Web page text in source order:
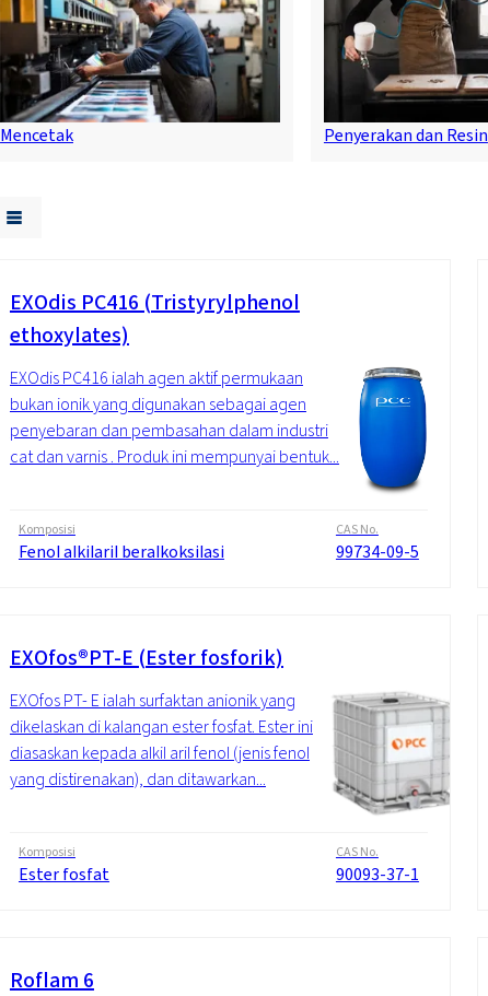
Mencetak Penyerakan dan Resin
EXOdis PC416 (Tristyrylphenol
ethoxylates)
EXOdis PC416 ialah agen aktif permukaan
bukan ionik yang digunakan sebagai agen
penyebaran dan pembasahan dalam industri
cat dan varnis . Produk ini mempunyai bentuk...
Komposisi
Fenol alkilaril beralkoksilasi
CAS No.
99734-09-5
EXOfos®PT-E (Ester fosforik)
EXOfos PT- E ialah surfaktan anionik yang
dikelaskan di kalangan ester fosfat. Ester ini
diasaskan kepada alkil aril fenol (jenis fenol
yang distirenakan), dan ditawarkan...
Komposisi
Ester fosfat
CAS No.
90093-37-1
Roflam 6